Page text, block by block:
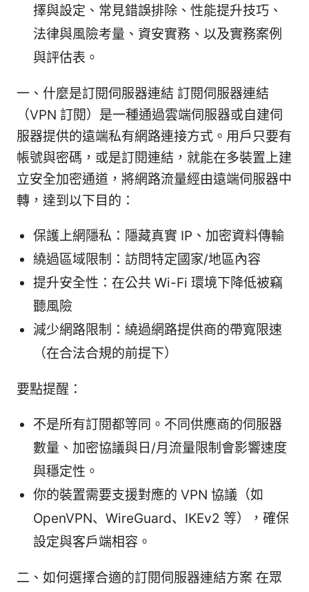
擇與設定、常見錯誤排除、性能提升技巧、
法律與風險考量、資安實務、以及實務案例
與評估表。
一、什麼是訂閱伺服器連結 訂閱伺服器連結
（VPN 訂閱）是一種通過雲端伺服器或自建伺
服器提供的遠端私有網路連接方式。用戶只要有
帳號與密碼，或是訂閱連結，就能在多裝置上建
立安全加密通道，將網路流量經由遠端伺服器中
轉，達到以下目的：
保護上網隱私：隱藏真實 IP、加密資料傳輸
繞過區域限制：訪問特定國家/地區內容
提升安全性：在公共 Wi-Fi 環境下降低被竊
聽風險
減少網路限制：繞過網路提供商的帶寬限速
（在合法合規的前提下）
要點提醒：
不是所有訂閱都等同。不同供應商的伺服器
數量、加密協議與日/月流量限制會影響速度
與穩定性。
你的裝置需要支援對應的 VPN 協議（如
OpenVPN、WireGuard、IKEv2 等），確保
設定與客戶端相容。
二、如何選擇合適的訂閱伺服器連結方案 在眾